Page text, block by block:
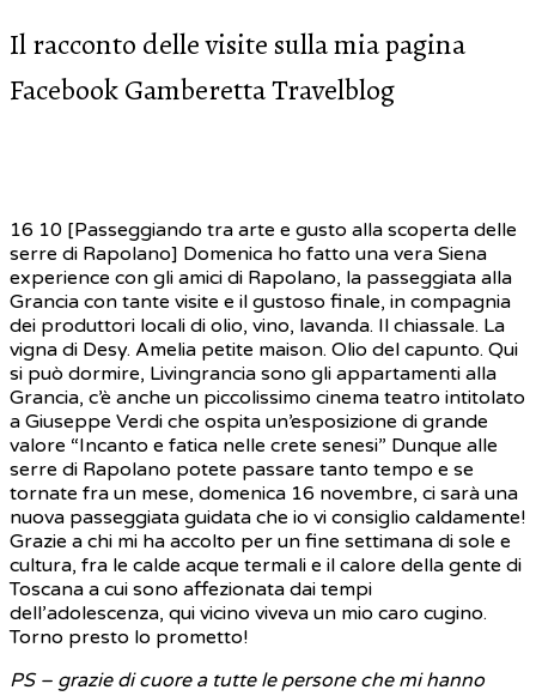
Il racconto delle visite sulla mia pagina
Facebook Gamberetta Travelblog
16 10 [Passeggiando tra arte e gusto alla scoperta delle
serre di Rapolano] Domenica ho fatto una vera Siena
experience con gli amici di Rapolano, la passeggiata alla
Grancia con tante visite e il gustoso finale, in compagnia
dei produttori locali di olio, vino, lavanda. Il chiassale. La
vigna di Desy. Amelia petite maison. Olio del capunto. Qui
si può dormire, Livingrancia sono gli appartamenti alla
Grancia, c’è anche un piccolissimo cinema teatro intitolato
a Giuseppe Verdi che ospita un’esposizione di grande
valore “Incanto e fatica nelle crete senesi” Dunque alle
serre di Rapolano potete passare tanto tempo e se
tornate fra un mese, domenica 16 novembre, ci sarà una
nuova passeggiata guidata che io vi consiglio caldamente!
Grazie a chi mi ha accolto per un fine settimana di sole e
cultura, fra le calde acque termali e il calore della gente di
Toscana a cui sono affezionata dai tempi
dell’adolescenza, qui vicino viveva un mio caro cugino.
Torno presto lo prometto!
PS – grazie di cuore a tutte le persone che mi hanno